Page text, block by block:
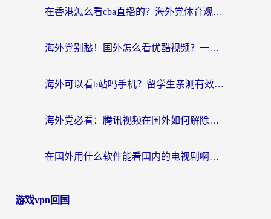
在香港怎么看cba直播的？海外党体育观赛终极指南：告别版权限制，畅享中文解说
海外党别愁！国外怎么看优酷视频？一招解决追剧、看直播难题
海外可以看b站吗手机？留学生亲测有效的回国加速指南
海外党必看：腾讯视频在国外如何解除地域限制？附优酷咪咕使用指南
在国外用什么软件能看国内的电视剧啊？留学生亲测有效的回国加速方案
游戏vpn回国